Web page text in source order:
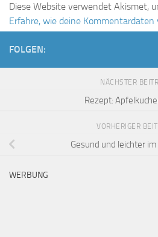
Diese Website verwendet Akismet,
Erfahre, wie deine
FOLGEN:
NÄCHSTER
Rezept:
VORHERIGER
Gesund und leichter
WERBUNG